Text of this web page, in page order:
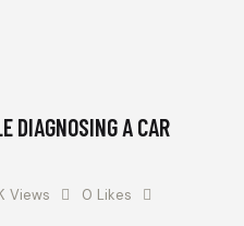
DIAGNOSING A CAR
Views 0 Likes